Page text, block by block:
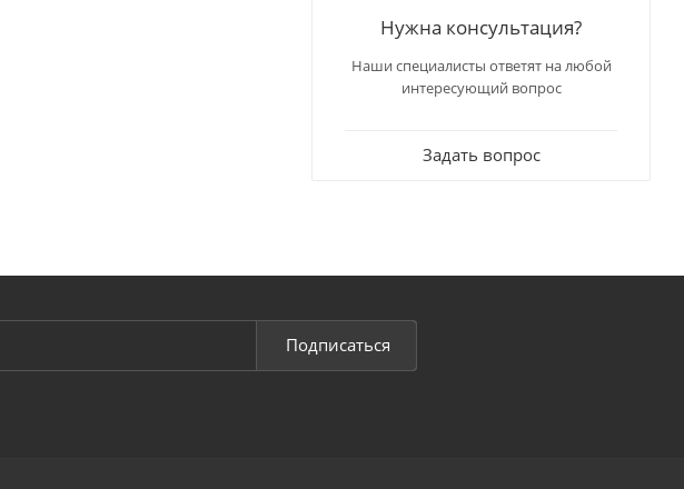
Нужна консультация?
Наши специалисты ответят на любой
интересующий вопрос
Задать вопрос
Подписаться